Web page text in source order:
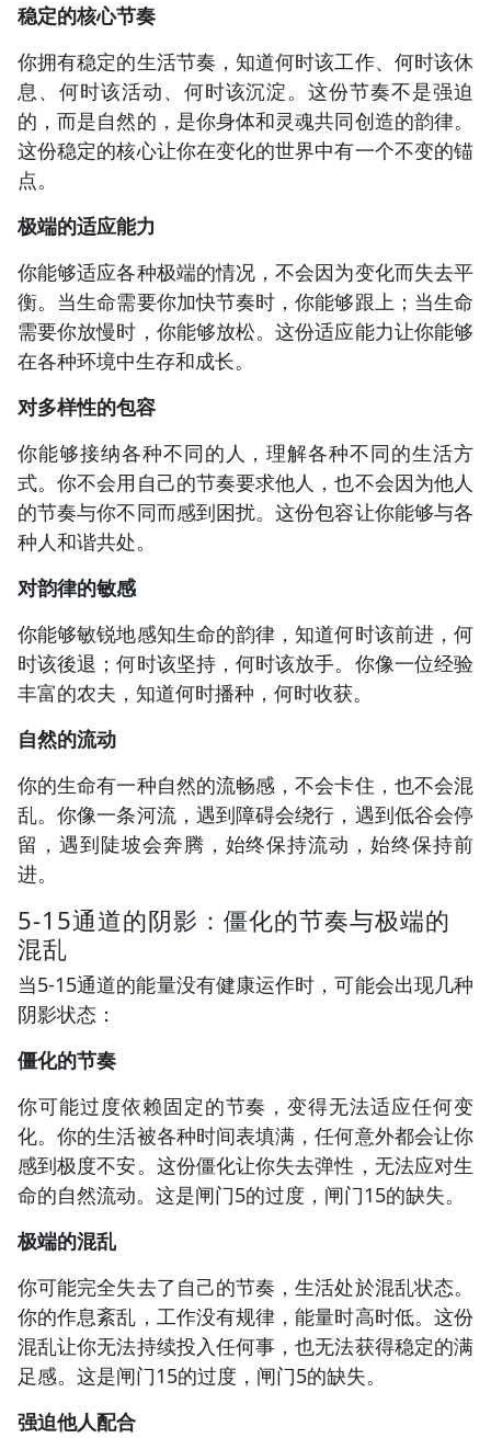
稳定的核心节奏
你拥有稳定的生活节奏，知道何时该工作、何时该休
息、何时该活动、何时该沉淀。这份节奏不是强迫
的，而是自然的，是你身体和灵魂共同创造的韵律。
这份稳定的核心让你在变化的世界中有一个不变的锚
点。
极端的适应能力
你能够适应各种极端的情况，不会因为变化而失去平
衡。当生命需要你加快节奏时，你能够跟上；当生命
需要你放慢时，你能够放松。这份适应能力让你能够
在各种环境中生存和成长。
对多样性的包容
你能够接纳各种不同的人，理解各种不同的生活方
式。你不会用自己的节奏要求他人，也不会因为他人
的节奏与你不同而感到困扰。这份包容让你能够与各
种人和谐共处。
对韵律的敏感
你能够敏锐地感知生命的韵律，知道何时该前进，何
时该後退；何时该坚持，何时该放手。你像一位经验
丰富的农夫，知道何时播种，何时收获。
自然的流动
你的生命有一种自然的流畅感，不会卡住，也不会混
乱。你像一条河流，遇到障碍会绕行，遇到低谷会停
留，遇到陡坡会奔腾，始终保持流动，始终保持前
进。
5-15通道的阴影：僵化的节奏与极端的
混乱
当5-15通道的能量没有健康运作时，可能会出现几种
阴影状态：
僵化的节奏
你可能过度依赖固定的节奏，变得无法适应任何变
化。你的生活被各种时间表填满，任何意外都会让你
感到极度不安。这份僵化让你失去弹性，无法应对生
命的自然流动。这是闸门5的过度，闸门15的缺失。
极端的混乱
你可能完全失去了自己的节奏，生活处於混乱状态。
你的作息紊乱，工作没有规律，能量时高时低。这份
混乱让你无法持续投入任何事，也无法获得稳定的满
足感。这是闸门15的过度，闸门5的缺失。
强迫他人配合